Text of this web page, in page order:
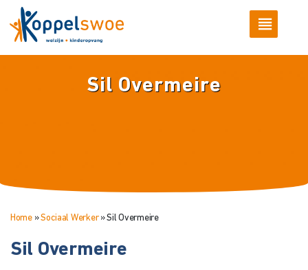
Sil Overmeire
Home»Sociaal Werker»Sil Overmeire
Sil Overmeire